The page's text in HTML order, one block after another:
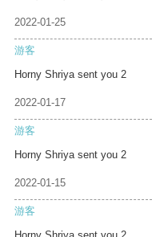
2022-01-25
游客
Horny Shriya sent you 2
2022-01-17
游客
Horny Shriya sent you 2
2022-01-15
游客